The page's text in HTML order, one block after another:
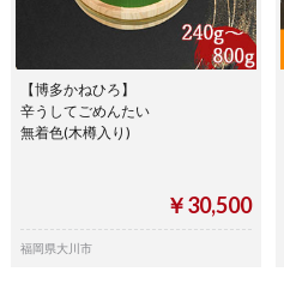
【博多かねひろ】
辛うしてごめんたい
無着色(木樽入り)
￥30,500
福岡県大川市